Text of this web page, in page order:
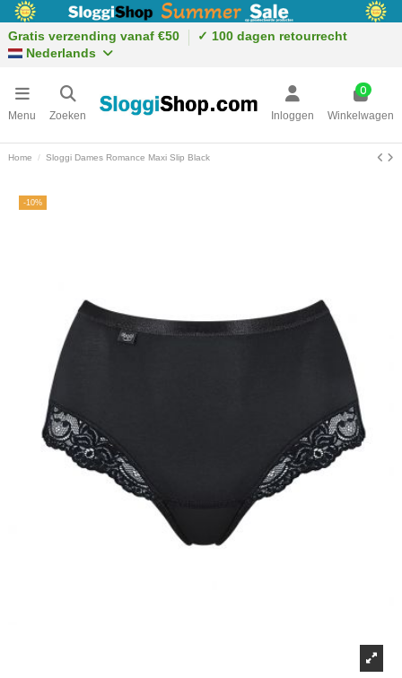
Gratis verzending vanaf €50
✓ 100 dagen retourrecht
Nederlands
Menu Zoeken Inloggen
0
Winkelwagen
Home Sloggi Dames Romance Maxi Slip Black
-10%